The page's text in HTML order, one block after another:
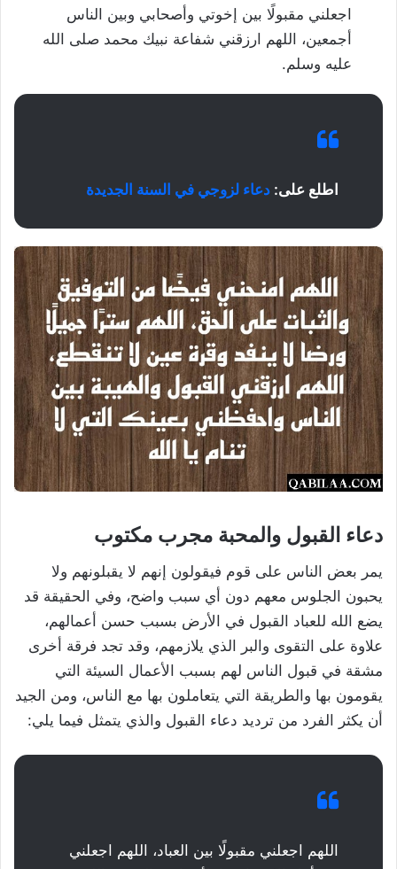
اجعلني مقبولًا بين إخوتي وأصحابي وبين الناس
أجمعين، اللهم ارزقني شفاعة نبيك محمد صلى الله
عليه وسلم.
اطلع على: دعاء لزوجي في السنة الجديدة
دعاء القبول والمحبة مجرب مكتوب
يمر بعض الناس على قوم فيقولون إنهم لا يقبلونهم ولا
يحبون الجلوس معهم دون أي سبب واضح، وفي الحقيقة قد
يضع الله للعباد القبول في الأرض بسبب حسن أعمالهم،
علاوة على التقوى والبر الذي يلازمهم، وقد تجد فرقة أخرى
مشقة في قبول الناس لهم بسبب الأعمال السيئة التي
يقومون بها والطريقة التي يتعاملون بها مع الناس، ومن الجيد
أن يكثر الفرد من ترديد دعاء القبول والذي يتمثل فيما يلي:
اللهم اجعلني مقبولًا بين العباد، اللهم اجعلني